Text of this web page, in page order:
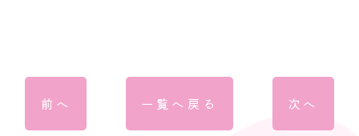
前へ 一覧へ戻る 次へ